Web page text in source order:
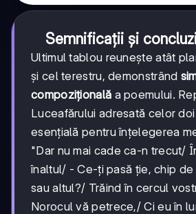
Semnificații și
Ultimul tablou reunește atât
și cel terestru, demonstrând
compozițională a poemului.
Luceafărului adresată celor
esențială pentru înțelegerea
"Dar nu mai cade ca-n trecut/
înaltul/ - Ce-ți pasă ție, chip
sau altul?/ Trăind în cercul
Norocul vă petrece,/ Ci eu în